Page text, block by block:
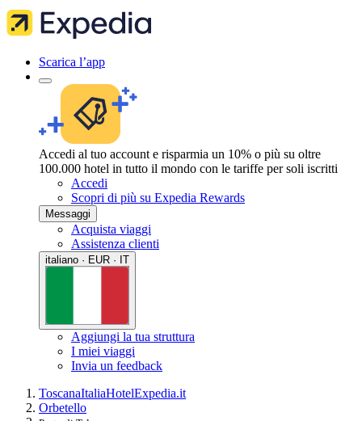
Scarica l’app
Accedi al tuo account e risparmia un 10% o più su oltre
100.000 hotel in tutto il mondo con le tariffe per soli iscritti
Accedi
Scopri di più su Expedia Rewards
Messaggi
Acquista viaggi
Assistenza clienti
italiano · EUR · IT
Aggiungi la tua struttura
I miei viaggi
Invia un feedback
ToscanaItaliaHotelExpedia.it
Orbetello